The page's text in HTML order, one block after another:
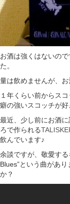
お酒は強くはないの
た。
量は飲めませんが、お
１年くらい前からス
癖の強いスコッチが好
最近、少し前にお酒
ろで作られる
飲んでいます♪
余談ですが、敬愛す
Blues”という曲があ
か？